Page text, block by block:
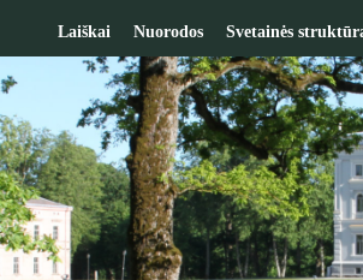
Laiškai Nuorodos Svetainės